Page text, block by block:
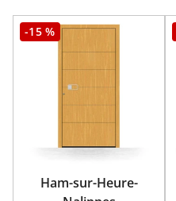
-15 %
Ham-sur-Heure-